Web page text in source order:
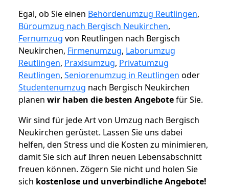
Egal, ob Sie einen Behördenumzug Reutlingen,
Büroumzug nach Bergisch Neukirchen,
Fernumzug von Reutlingen nach Bergisch
Neukirchen, Firmenumzug, Laborumzug
Reutlingen, Praxisumzug, Privatumzug
Reutlingen, Seniorenumzug in Reutlingen oder
Studentenumzug nach Bergisch Neukirchen
planen wir haben die besten Angebotefür Sie.
Wir sind für jede Art von Umzug nach Bergisch
Neukirchen gerüstet. Lassen Sie uns dabei
helfen, den Stress und die Kosten zu minimieren,
damit Sie sich auf Ihren neuen Lebensabschnitt
freuen können. Zögern Sie nicht und holen Sie
sich kostenlose und unverbindliche Angebote!